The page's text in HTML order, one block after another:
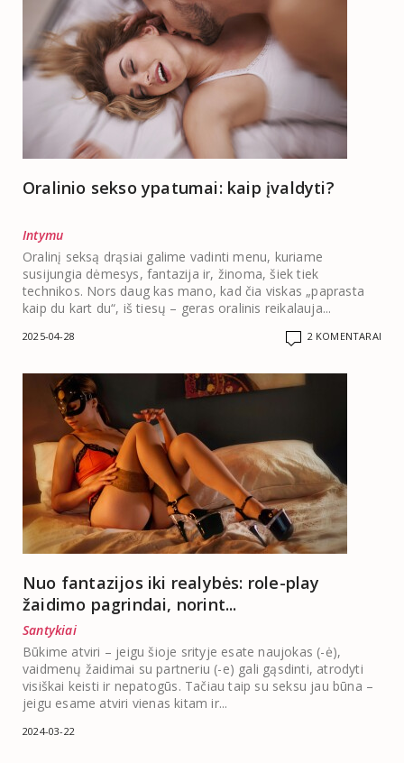
Oralinio sekso ypatumai: kaip įvaldyti?
Intymu
Oralinį seksą drąsiai galime vadinti menu, kuriame
susijungia dėmesys, fantazija ir, žinoma, šiek tiek
technikos. Nors daug kas mano, kad čia viskas „paprasta
kaip du kart du“, iš tiesų – geras oralinis reikalauja...
2025-04-28 2 KOMENTARAI
Nuo fantazijos iki realybės: role-play
žaidimo pagrindai, norint...
Santykiai
Būkime atviri – jeigu šioje srityje esate naujokas (-ė),
vaidmenų žaidimai su partneriu (-e) gali gąsdinti, atrodyti
visiškai keisti ir nepatogūs. Tačiau taip su seksu jau būna –
jeigu esame atviri vienas kitam ir...
2024-03-22